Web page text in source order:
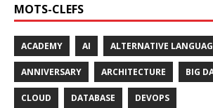
MOTS-CLEFS
ACADEMY AI ALTERNATIVE
ANNIVERSARY ARCHITECTURE BIG
CLOUD DATABASE DEVOPS